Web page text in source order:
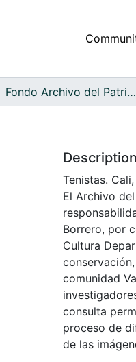
Fondo Archivo del Patrimonio Fotográfico y Fílmico del Valle del Cauca
Description
Tenistas.
El Archivo
Borrero, por
Cultura
comunidad
consulta
proceso de
de las